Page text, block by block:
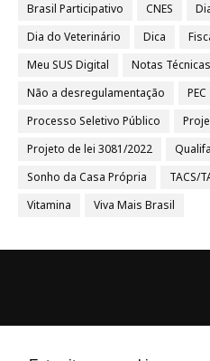
Brasil Participativo
CNES
Dia do Veterinário
Dica
Meu SUS Digital
Notas Técnicas
Não a desregulamentação
PEC
Processo Seletivo Público
Projeto de lei 3081/2022
Sonho da Casa Própria
TACS/
Vitamina
Viva Mais Brasil